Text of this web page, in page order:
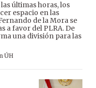
últimas horas, los
espacio en las
de la Mora se
a favor del PLRA. De
una división para las
ÚH